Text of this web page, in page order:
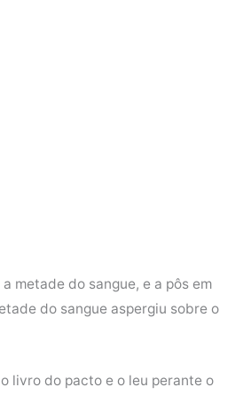
metade do sangue, e a pôs em
do sangue aspergiu sobre o
livro do pacto e o leu perante o